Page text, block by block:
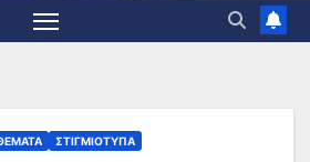
ΣΤΙΓΜΙΌΤΥΠΑ